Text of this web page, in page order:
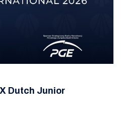
Dutch Junior